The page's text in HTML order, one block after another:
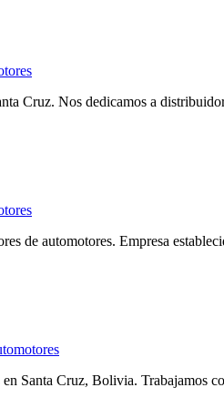
Cruz. Nos dedicamos a
de automotores. Empresa
Santa Cruz, Bolivia. Trabajamos